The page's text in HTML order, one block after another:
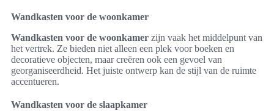
Wandkasten voor de woonkamer
Wandkasten voor de woonkamer zijn vaak het middelpunt van
het vertrek. Ze bieden niet alleen een plek voor boeken en
decoratieve objecten, maar creëren ook een gevoel van
georganiseerdheid. Het juiste ontwerp kan de stijl van de ruimte
accentueren.
Wandkasten voor de slaapkamer